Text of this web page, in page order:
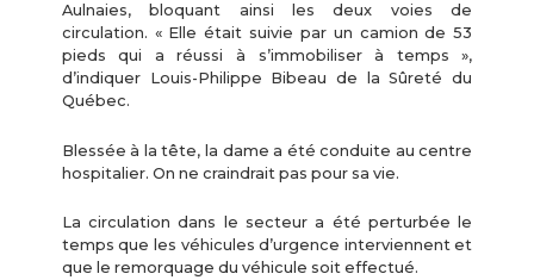
Aulnaies, bloquant ainsi les deux voies de
circulation. « Elle était suivie par un camion de 53
pieds qui a réussi à s’immobiliser à temps »,
d’indiquer Louis-Philippe Bibeau de la Sûreté du
Québec.
Blessée à la tête, la dame a été conduite au centre
hospitalier. On ne craindrait pas pour sa vie.
La circulation dans le secteur a été perturbée le
temps que les véhicules d’urgence interviennent et
que le remorquage du véhicule soit effectué.